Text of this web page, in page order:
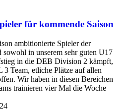
für kommende Saison
ambitionierte Spieler der
sowohl in unserem sehr guten U17
in die DEB Division 2 kämpft,
Team, etliche Plätze auf allen
Wir haben in diesen Bereichen
trainieren vier Mal die Woche